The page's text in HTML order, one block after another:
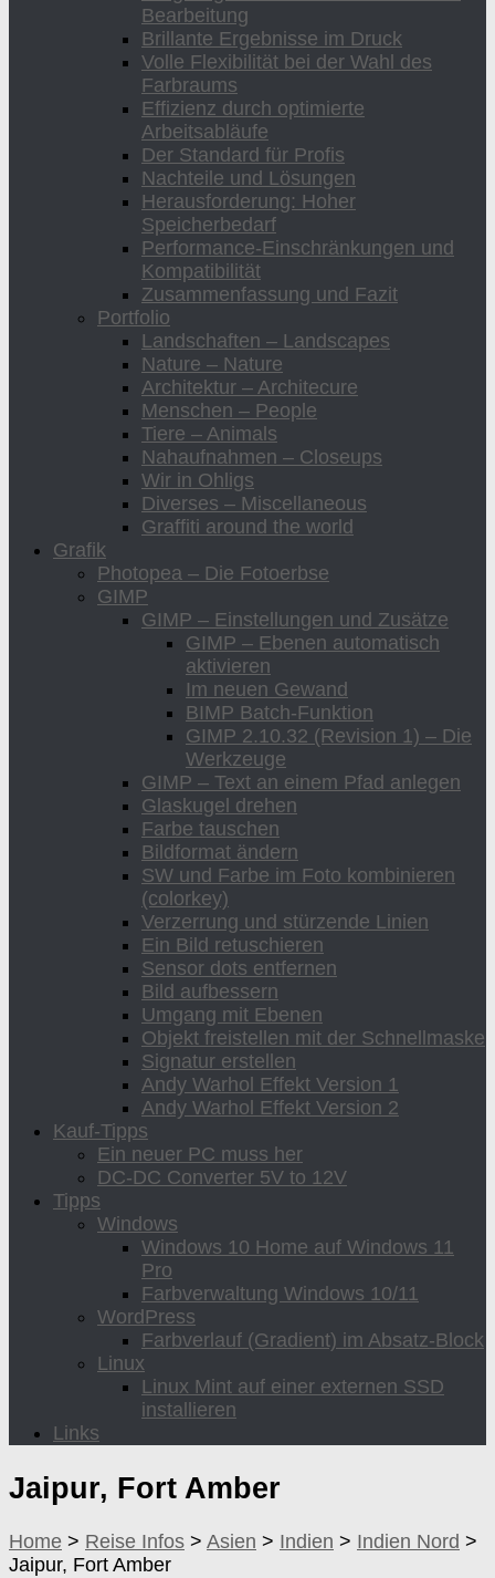
Bearbeitung
Brillante Ergebnisse im Druck
Volle Flexibilität bei der Wahl des
Farbraums
Effizienz durch optimierte
Arbeitsabläufe
Der Standard für Profis
Nachteile und Lösungen
Herausforderung: Hoher
Speicherbedarf
Performance-Einschränkungen und
Kompatibilität
Zusammenfassung und Fazit
Portfolio
Landschaften – Landscapes
Nature – Nature
Architektur – Architecure
Menschen – People
Tiere – Animals
Nahaufnahmen – Closeups
Wir in Ohligs
Diverses – Miscellaneous
Graffiti around the world
Grafik
Photopea – Die Fotoerbse
GIMP
GIMP – Einstellungen und Zusätze
GIMP – Ebenen automatisch
aktivieren
Im neuen Gewand
BIMP Batch-Funktion
GIMP 2.10.32 (Revision 1) – Die
Werkzeuge
GIMP – Text an einem Pfad anlegen
Glaskugel drehen
Farbe tauschen
Bildformat ändern
SW und Farbe im Foto kombinieren
(colorkey)
Verzerrung und stürzende Linien
Ein Bild retuschieren
Sensor dots entfernen
Bild aufbessern
Umgang mit Ebenen
Objekt freistellen mit der Schnellmaske
Signatur erstellen
Andy Warhol Effekt Version 1
Andy Warhol Effekt Version 2
Kauf-Tipps
Ein neuer PC muss her
DC-DC Converter 5V to 12V
Tipps
Windows
Windows 10 Home auf Windows 11
Pro
Farbverwaltung Windows 10/11
WordPress
Farbverlauf (Gradient) im Absatz-Block
Linux
Linux Mint auf einer externen SSD
installieren
Links
Jaipur, Fort Amber
Home > Reise Infos > Asien > Indien > Indien Nord >
Jaipur, Fort Amber